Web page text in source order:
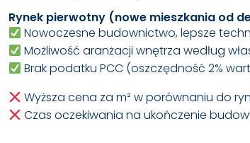
Rynek pierwotny (nowe mieszkania od
Nowoczesne budownictwo, lepsze
Możliwość aranżacji wnętrza według
Brak podatku PCC (oszczędność 2%
Wyższa cena za m² w porównaniu do
Czas oczekiwania na ukończenie